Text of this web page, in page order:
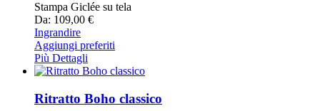
Stampa Giclée su tela
Da: 109,00 €
Ingrandire
Aggiungi preferiti
Più Dettagli
Ritratto Boho classico